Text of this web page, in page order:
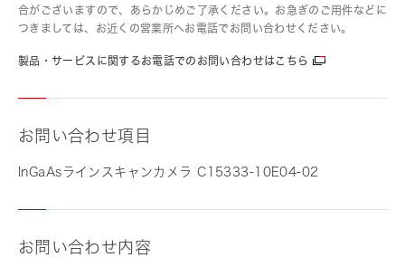
合がございますので、あらかじめご了承ください。お急ぎのご用件などに
つきましては、お近くの営業所へお電話でお問い合わせください。
製品・サービスに関するお電話でのお問い合わせはこちら
お問い合わせ項目
InGaAsラインスキャンカメラ C15333-10E04-02
お問い合わせ内容